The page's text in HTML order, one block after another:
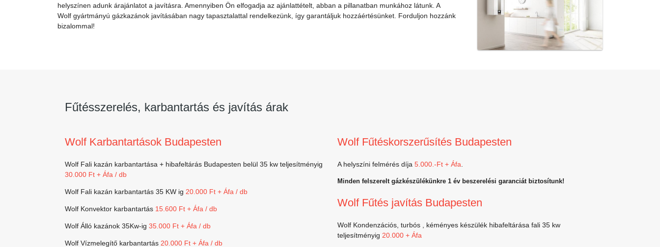
helyszínen adunk árajánlatot a javításra. Amennyiben Ön elfogadja az ajánlattételt, abban a pillanatban munkához látunk. A
Wolf gyártmányú gázkazánok javításában nagy tapasztalattal rendelkezünk, így garantáljuk hozzáértésünket. Forduljon hozzánk
bizalommal!
Fűtésszerelés, karbantartás és javítás árak
Wolf Karbantartások Budapesten
Wolf Fali kazán karbantartása + hibafeltárás Budapesten belül 35 kw teljesítményig
30.000 Ft + Áfa / db
Wolf Fali kazán karbantartás 35 KW ig 20.000 Ft + Áfa / db
Wolf Konvektor karbantartás 15.600 Ft + Áfa / db
Wolf Álló kazánok 35Kw-ig 35.000 Ft + Áfa / db
Wolf Vízmelegítő karbantartás 20.000 Ft + Áfa / db
Wolf Fűtéskorszerűsítés Budapesten
A helyszíni felmérés díja 5.000.-Ft + Áfa
Minden felszerelt gázkészülékünkre 1 év beszerelési garanciát biztosítunk!
Wolf Fűtés javítás Budapesten
Wolf Kondenzációs, turbós , kéményes készülék hibafeltárása fali 35 kw
teljesítményig 20.000 + Áfa